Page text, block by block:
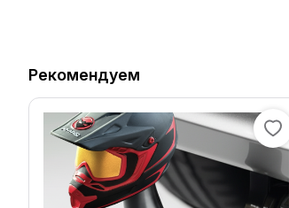
Рекомендуем